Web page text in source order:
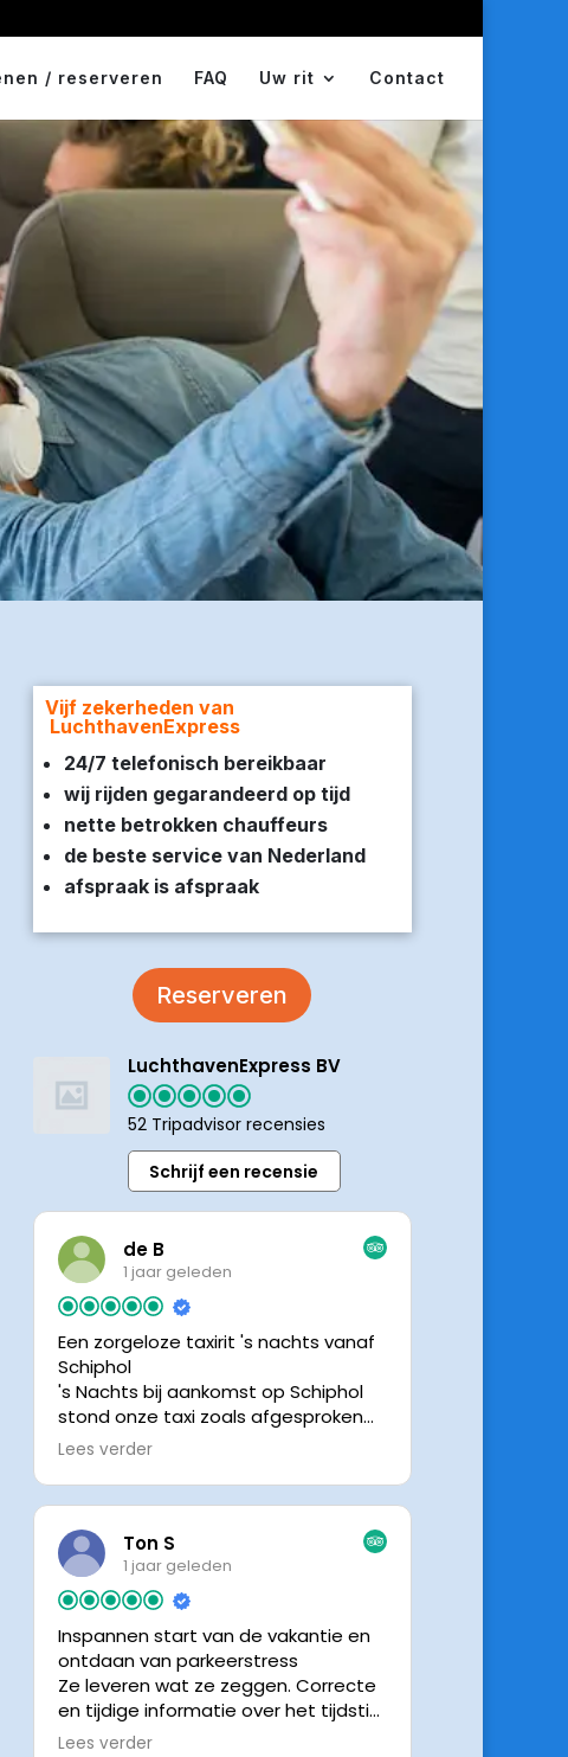
/ reserveren FAQ Uw rit Contact
Vijf zekerheden van
LuchthavenExpress
24/7 telefonisch bereikbaar
wij rijden gegarandeerd op tijd
nette betrokken chauffeurs
de beste service van Nederland
afspraak is afspraak
Reserveren
LuchthavenExpress BV
52 Tripadvisor recensies
Schrijf een recensie
de B
1 jaar geleden
Een zorgeloze taxirit 's nachts vanaf
Schiphol
's Nachts bij aankomst op Schiphol
stond onze taxi zoals afgesproken
keurig te wachten. Dankzij de goede
chauffeur wisten we precies waar de
chauffeur, met een prachtige auto
was het een comfortabele rit. Graag
tot de volgende de keer.
Lees verder
Ton S
1 jaar geleden
Inspannen start van de vakantie en
ontdaan van parkeerstress
Ze leveren wat ze zeggen. Correcte
en tijdige informatie over het tijdstip
van ophalen. Voldeed ook nu weer
Lees verder